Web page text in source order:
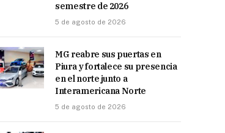
semestre de 2026
5 de agosto de 2026
MG reabre sus puertas en
Piura y fortalece su presencia
en el norte junto a
Interamericana Norte
5 de agosto de 2026